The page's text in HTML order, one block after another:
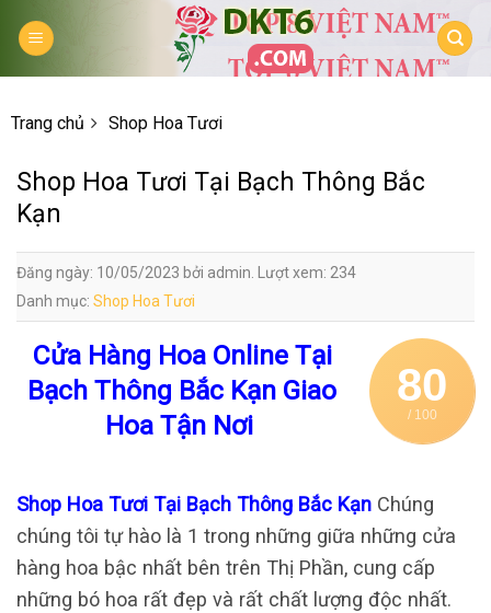
Trang chủ Shop Hoa Tươi
Shop Hoa Tươi Tại Bạch Thông Bắc
Kạn
Đăng ngày: 10/05/2023 bởi admin. Lượt xem: 234
Danh mục: Shop Hoa Tươi
80
/ 100
Cửa Hàng Hoa Online Tại
Bạch Thông Bắc Kạn Giao
Hoa Tận Nơi
Shop Hoa Tươi Tại Bạch Thông Bắc Kạn Chúng
chúng tôi tự hào là 1 trong những giữa những cửa
hàng hoa bậc nhất bên trên Thị Phần, cung cấp
những bó hoa rất đẹp và rất chất lượng độc nhất.